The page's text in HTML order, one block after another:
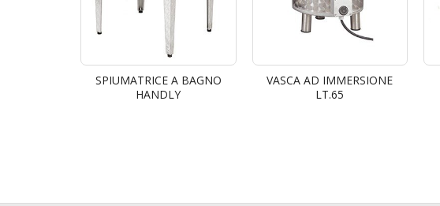
SPIUMATRICE A BAGNO
HANDLY
VASCA AD IMMERSIONE
LT.65